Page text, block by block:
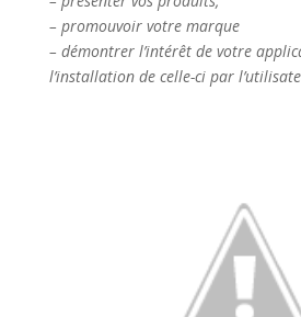
– promouvoir votre marque
– démontrer l’intérêt de votre
l’installation de celle-ci par